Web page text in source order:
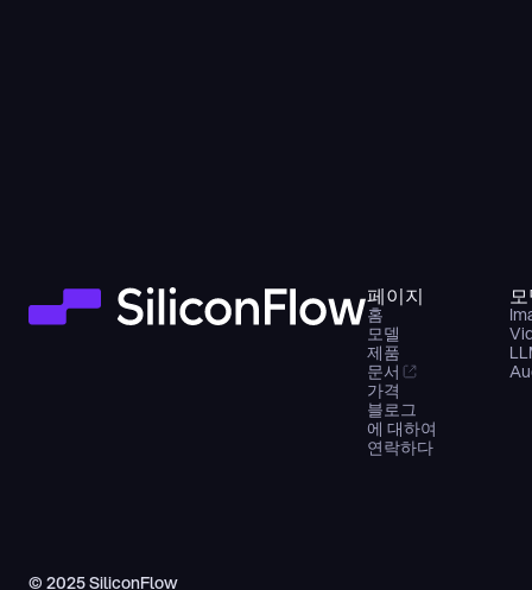
페이지
홈
모델
제품
문서
가격
블로그
에 대하여
연락하다
© 2025 SiliconFlow